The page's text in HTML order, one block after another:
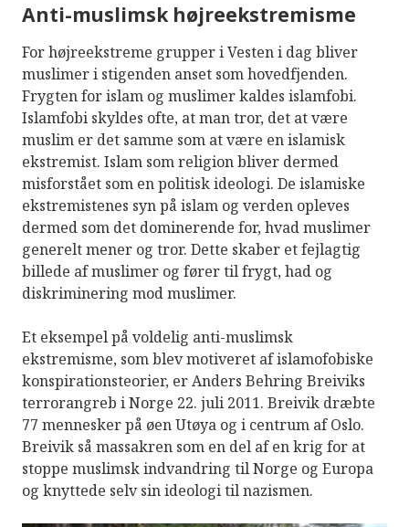
Anti-muslimsk højreekstremisme
For højreekstreme grupper i Vesten i dag bliver
muslimer i stigenden anset som hovedfjenden.
Frygten for islam og muslimer kaldes islamfobi.
Islamfobi skyldes ofte, at man tror, det at være
muslim er det samme som at være en islamisk
ekstremist. Islam som religion bliver dermed
misforstået som en politisk ideologi. De islamiske
ekstremistenes syn på islam og verden opleves
dermed som det dominerende for, hvad muslimer
generelt mener og tror. Dette skaber et fejlagtig
billede af muslimer og fører til frygt, had og
diskriminering mod muslimer.
Et eksempel på voldelig anti-muslimsk
ekstremisme, som blev motiveret af islamofobiske
konspirationsteorier, er Anders Behring Breiviks
terrorangreb i Norge 22. juli 2011. Breivik dræbte
77 mennesker på øen Utøya og i centrum af Oslo.
Breivik så massakren som en del af en krig for at
stoppe muslimsk indvandring til Norge og Europa
og knyttede selv sin ideologi til nazismen.